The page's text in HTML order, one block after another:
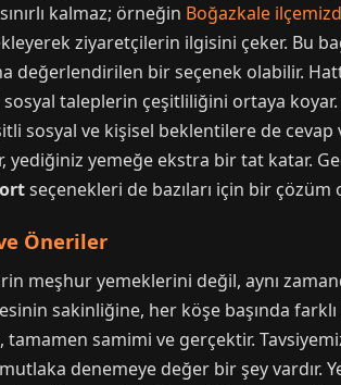
kalmaz; örneğin Boğazkale
ziyaretçilerin ilgisini çeker. Bu
değerlendirilen bir seçenek olabilir.
taleplerin çeşitliliğini ortaya
sosyal ve kişisel beklentilere de
yediğiniz yemeğe ekstra bir tat katar.
seçenekleri de bazıları için bir çözüm
Öneriler
meşhur yemeklerini değil, aynı
sakinliğine, her köşe başında
samimi ve gerçektir.
denemeye değer bir şey vardır.